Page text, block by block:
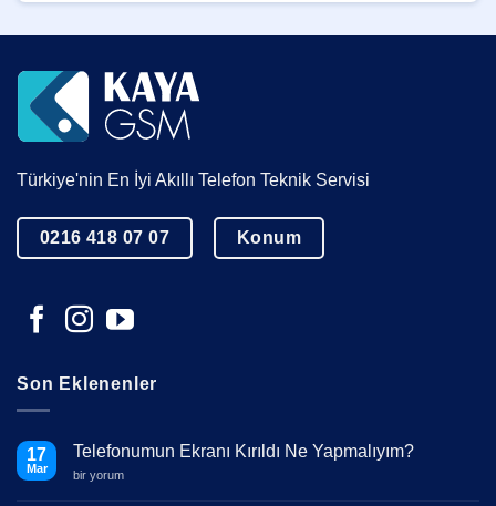
Türkiye'nin En İyi Akıllı Telefon Teknik Servisi
0216 418 07 07 Konum
Son Eklenenler
17
Mar
Telefonumun Ekranı Kırıldı Ne Yapmalıyım?
Telefonumun
bir yorum